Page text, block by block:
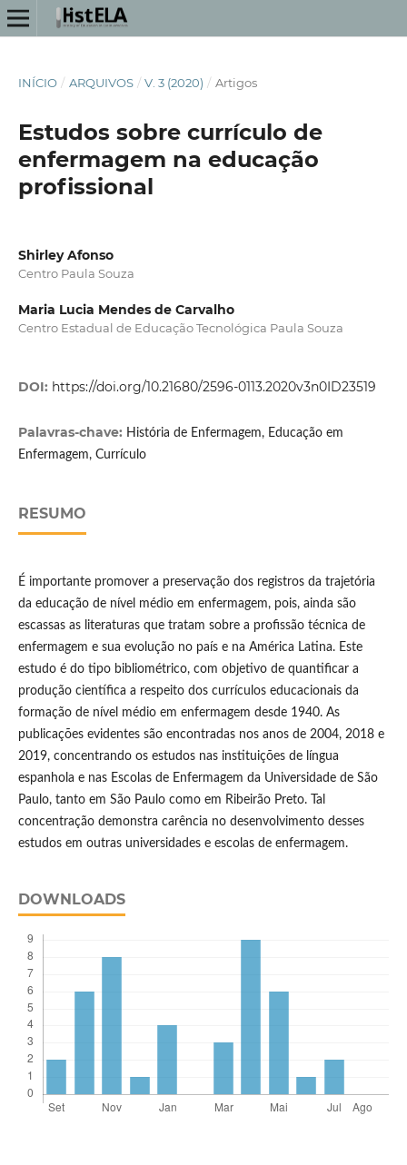
INÍCIO / ARQUIVOS / V. 3 (2020) / Artigos
Estudos sobre currículo de
enfermagem na educação
profissional
Shirley Afonso
Centro Paula Souza
Maria Lucia Mendes de Carvalho
Centro Estadual de Educação Tecnológica Paula Souza
DOI: https://doi.org/10.21680/2596-0113.2020v3n0ID23519
Palavras-chave: História de Enfermagem, Educação em
Enfermagem, Currículo
RESUMO
É importante promover a preservação dos registros da trajetória
da educação de nível médio em enfermagem, pois, ainda são
escassas as literaturas que tratam sobre a profissão técnica de
enfermagem e sua evolução no país e na América Latina. Este
estudo é do tipo bibliométrico, com objetivo de quantificar a
produção científica a respeito dos currículos educacionais da
formação de nível médio em enfermagem desde 1940. As
publicações evidentes são encontradas nos anos de 2004, 2018 e
2019, concentrando os estudos nas instituições de língua
espanhola e nas Escolas de Enfermagem da Universidade de São
Paulo, tanto em São Paulo como em Ribeirão Preto. Tal
concentração demonstra carência no desenvolvimento desses
estudos em outras universidades e escolas de enfermagem.
DOWNLOADS